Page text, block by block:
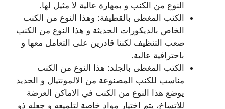
النوع من الكنب و بمهارة عالية لا مثيل لها.
الكنب المغطى بالقطيفة: وهذا النوع من الكنب
الخاص بالديكورات الحديثة و هذا النوع من الكنب
صعب التنظيف لكننا قادرين على التعامل معها و
باحترافية عالية.
الكتب المغطى بالجلد: هذا النوع من الكنب
مناسب للكنب المصنوعة من الالمونتيال و الحديد
يوضع هذا النوع من الكنب في الاماكن العرضة
للاتساخ، يتم اختيار مواد خاصة لتلميعه و جعله ذو